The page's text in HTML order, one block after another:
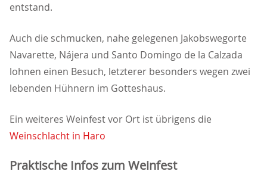
entstand.
Auch die schmucken, nahe gelegenen Jakobswegorte
Navarette, Nájera und Santo Domingo de la Calzada
lohnen einen Besuch, letzterer besonders wegen zwei
lebenden Hühnern im Gotteshaus.
Ein weiteres Weinfest vor Ort ist übrigens die
Weinschlacht in Haro
Praktische Infos zum Weinfest